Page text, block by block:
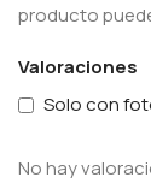
Valoraciones
Solo con
No hay
producto